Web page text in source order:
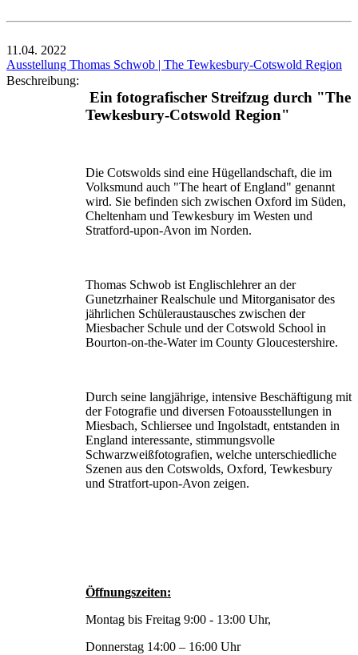
11.04. 2022
Ausstellung Thomas Schwob | The Tewkesbury-Cotswold Region
Beschreibung:
Ein fotografischer Streifzug durch "The
Tewkesbury-Cotswold Region"
Die Cotswolds sind eine Hügellandschaft, die im
Volksmund auch "The heart of England" genannt
wird. Sie befinden sich zwischen Oxford im Süden,
Cheltenham und Tewkesbury im Westen und
Stratford-upon-Avon im Norden.
Thomas Schwob ist Englischlehrer an der
Gunetzrhainer Realschule und Mitorganisator des
jährlichen Schüleraustausches zwischen der
Miesbacher Schule und der Cotswold School in
Bourton-on-the-Water im County Gloucestershire.
Durch seine langjährige, intensive Beschäftigung mit
der Fotografie und diversen Fotoausstellungen in
Miesbach, Schliersee und Ingolstadt, entstanden in
England interessante, stimmungsvolle
Schwarzweißfotografien, welche unterschiedliche
Szenen aus den Cotswolds, Oxford, Tewkesbury
und Stratfort-upon-Avon zeigen.
Öffnungszeiten:
Montag bis Freitag 9:00 - 13:00 Uhr,
Donnerstag 14:00 – 16:00 Uhr